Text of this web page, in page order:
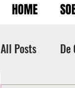
HOME
All Posts De